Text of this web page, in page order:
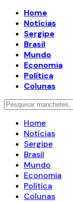
Home
Notícias
Sergipe
Brasil
Mundo
Economia
Política
Colunas
Home
Notícias
Sergipe
Brasil
Mundo
Economia
Política
Colunas